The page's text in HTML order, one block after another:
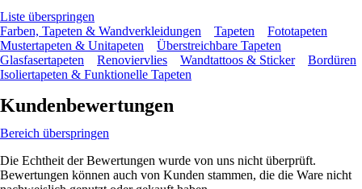
Liste überspringen
Farben, Tapeten & Wandverkleidungen
Tapeten
Fototapeten
Mustertapeten & Unitapeten
Überstreichbare Tapeten
Glasfasertapeten
Renoviervlies Wandtattoos & Sticker
Bordüren
Isoliertapeten & Funktionelle Tapeten
Kundenbewertungen
Bereich überspringen
Die Echtheit der Bewertungen wurde von uns nicht überprüft.
Bewertungen können auch von Kunden stammen, die die Ware nicht